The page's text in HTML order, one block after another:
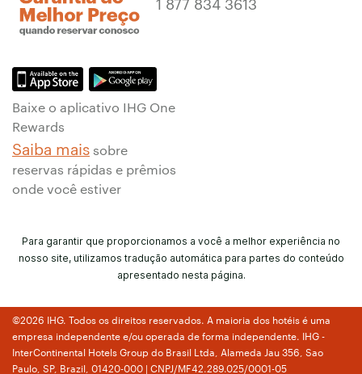
Baixe o aplicativo IHG One
Rewards
Saiba mais sobre
reservas rápidas e prêmios
onde você estiver
Para garantir que proporcionamos a você a melhor experiência no
nosso site, utilizamos tradução automática para partes do conteúdo
apresentado nesta página.
©2026 IHG. Todos os direitos reservados. A maioria dos hotéis é uma
empresa independente e/ou operada de forma independente. IHG -
InterContinental Hotels Group do Brasil Ltda, Alameda Jau 356, Sao
Paulo, SP, Brazil, 01420-000 | CNPJ/MF42.289.025/0001-05